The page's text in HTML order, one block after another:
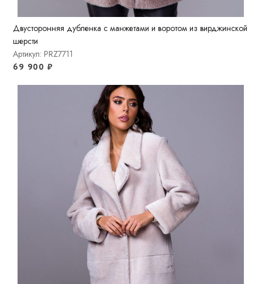
Двусторонняя дубленка с манжетами и воротом из вирджинской
шерсти
Артикул: PRZ7711
69 900 ₽